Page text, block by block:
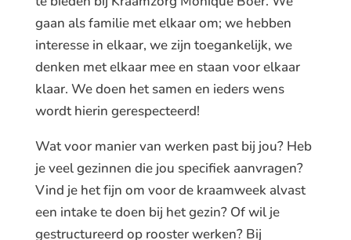
gaan als familie met elkaar om; we hebben
interesse in elkaar, we zijn toegankelijk, we
denken met elkaar mee en staan voor elkaar
klaar. We doen het samen en ieders wens
wordt hierin gerespecteerd!
Wat voor manier van werken past bij jou? Heb
je veel gezinnen die jou specifiek aanvragen?
Vind je het fijn om voor de kraamweek alvast
een intake te doen bij het gezin? Of wil je
gestructureerd op rooster werken? Bij